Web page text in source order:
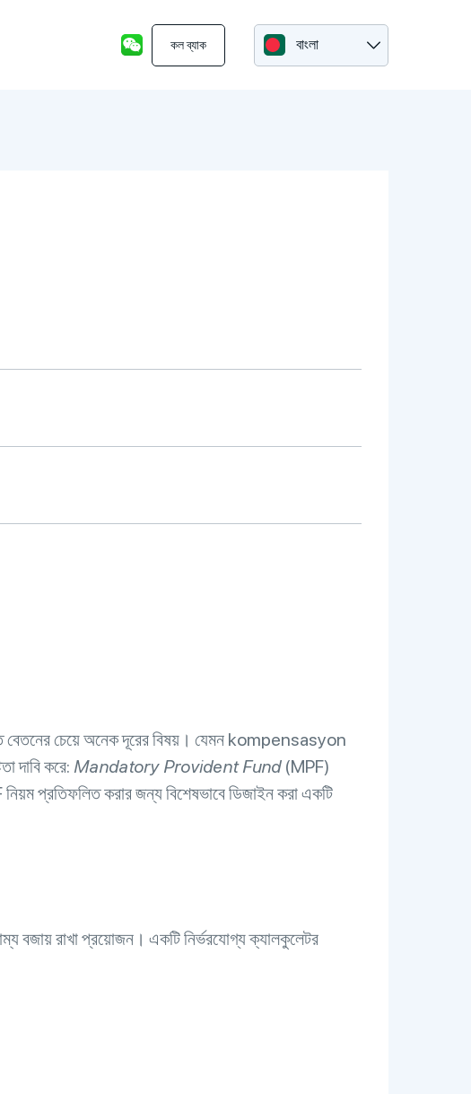
কল ব্যাক বাংলা
বেতনের চেয়ে অনেক দূরের বিষয়। যেমন kompensasyon
দাবি করে: Mandatory Provident Fund(MPF)
প্রতিফলিত করার জন্য বিশেষভাবে ডিজাইন করা একটি
বজায় রাখা প্রয়োজন। একটি নির্ভরযোগ্য ক্যালকুলেটর